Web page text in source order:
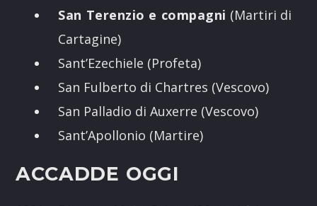
San Terenzio e compagni (Martiri di
Cartagine)
Sant’Ezechiele (Profeta)
San Fulberto di Chartres (Vescovo)
San Palladio di Auxerre (Vescovo)
Sant’Apollonio (Martire)
ACCADDE OGGI